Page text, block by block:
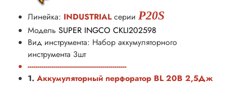
Линейка: INDUSTRIAL серии P20S
Модель SUPER INGCO CKLI202598
Вид инструмента: Набор аккумуляторного
инструмента 3шт
-------------------------------------------------
1. Аккумуляторный перфоратор BL 20В 2,5Дж